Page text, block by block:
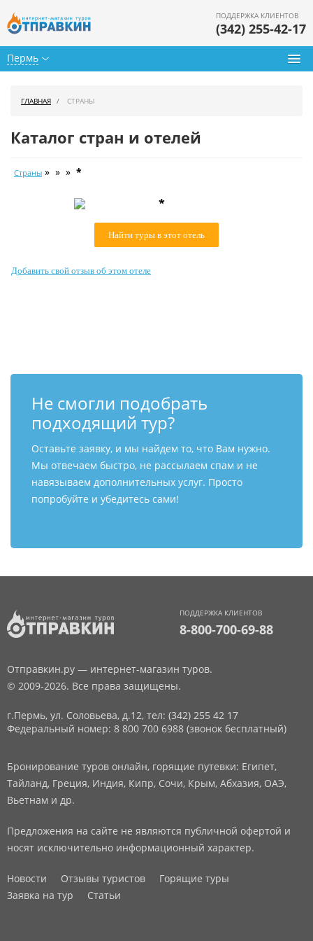
Пермь
ПОДДЕРЖКА КЛИЕНТОВ
(342) 255-42-17
Календарь туров
Как купить
ГЛАВНАЯ СТРАНЫ
Каталог стран и отелей
Страны » » » *
*
Найти туры в этот отель
Добавить свой отзыв об этом отеле
Не смогли подобрать
подходящий тур?
Оставьте заявку, и мы найдем то, что Вам нужно.
Мы отвечаем быстро, не рассылаем спам и не
навязываем дополнительных услуг. Просто
попробуйте и убедитесь сами!
ПОДДЕРЖКА КЛИЕНТОВ
8-800-700-69-88
Отправкин.ру — интернет-магазин туров.
© 2009-2026. Все права защищены.
г.Пермь, ул. Соловьева, д.12, тел: (342) 255 42 17
Федеральный номер: 8 800 700 6988 (звонок бесплатный)
Бронирование туров онлайн, горящие путевки: Египет,
Тайланд, Греция, Индия, Кипр, Сочи, Крым, Абхазия, ОАЭ,
Вьетнам и др.
Предложения на сайте не являются публичной офертой и
носят исключительно информационный характер.
Новости Отзывы туристов
Горящие туры
Заявка на тур
Статьи